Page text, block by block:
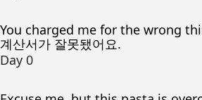
You charged me for the wrong
계산서가 잘못됐어요.
Day 0